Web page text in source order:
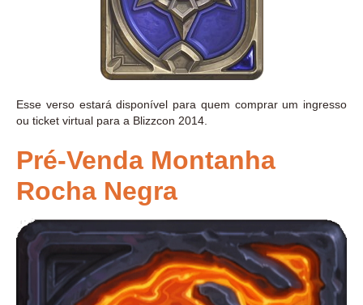
Esse verso estará disponível para quem comprar um ingresso
ou ticket virtual para a Blizzcon 2014.
Pré-Venda Montanha
Rocha Negra